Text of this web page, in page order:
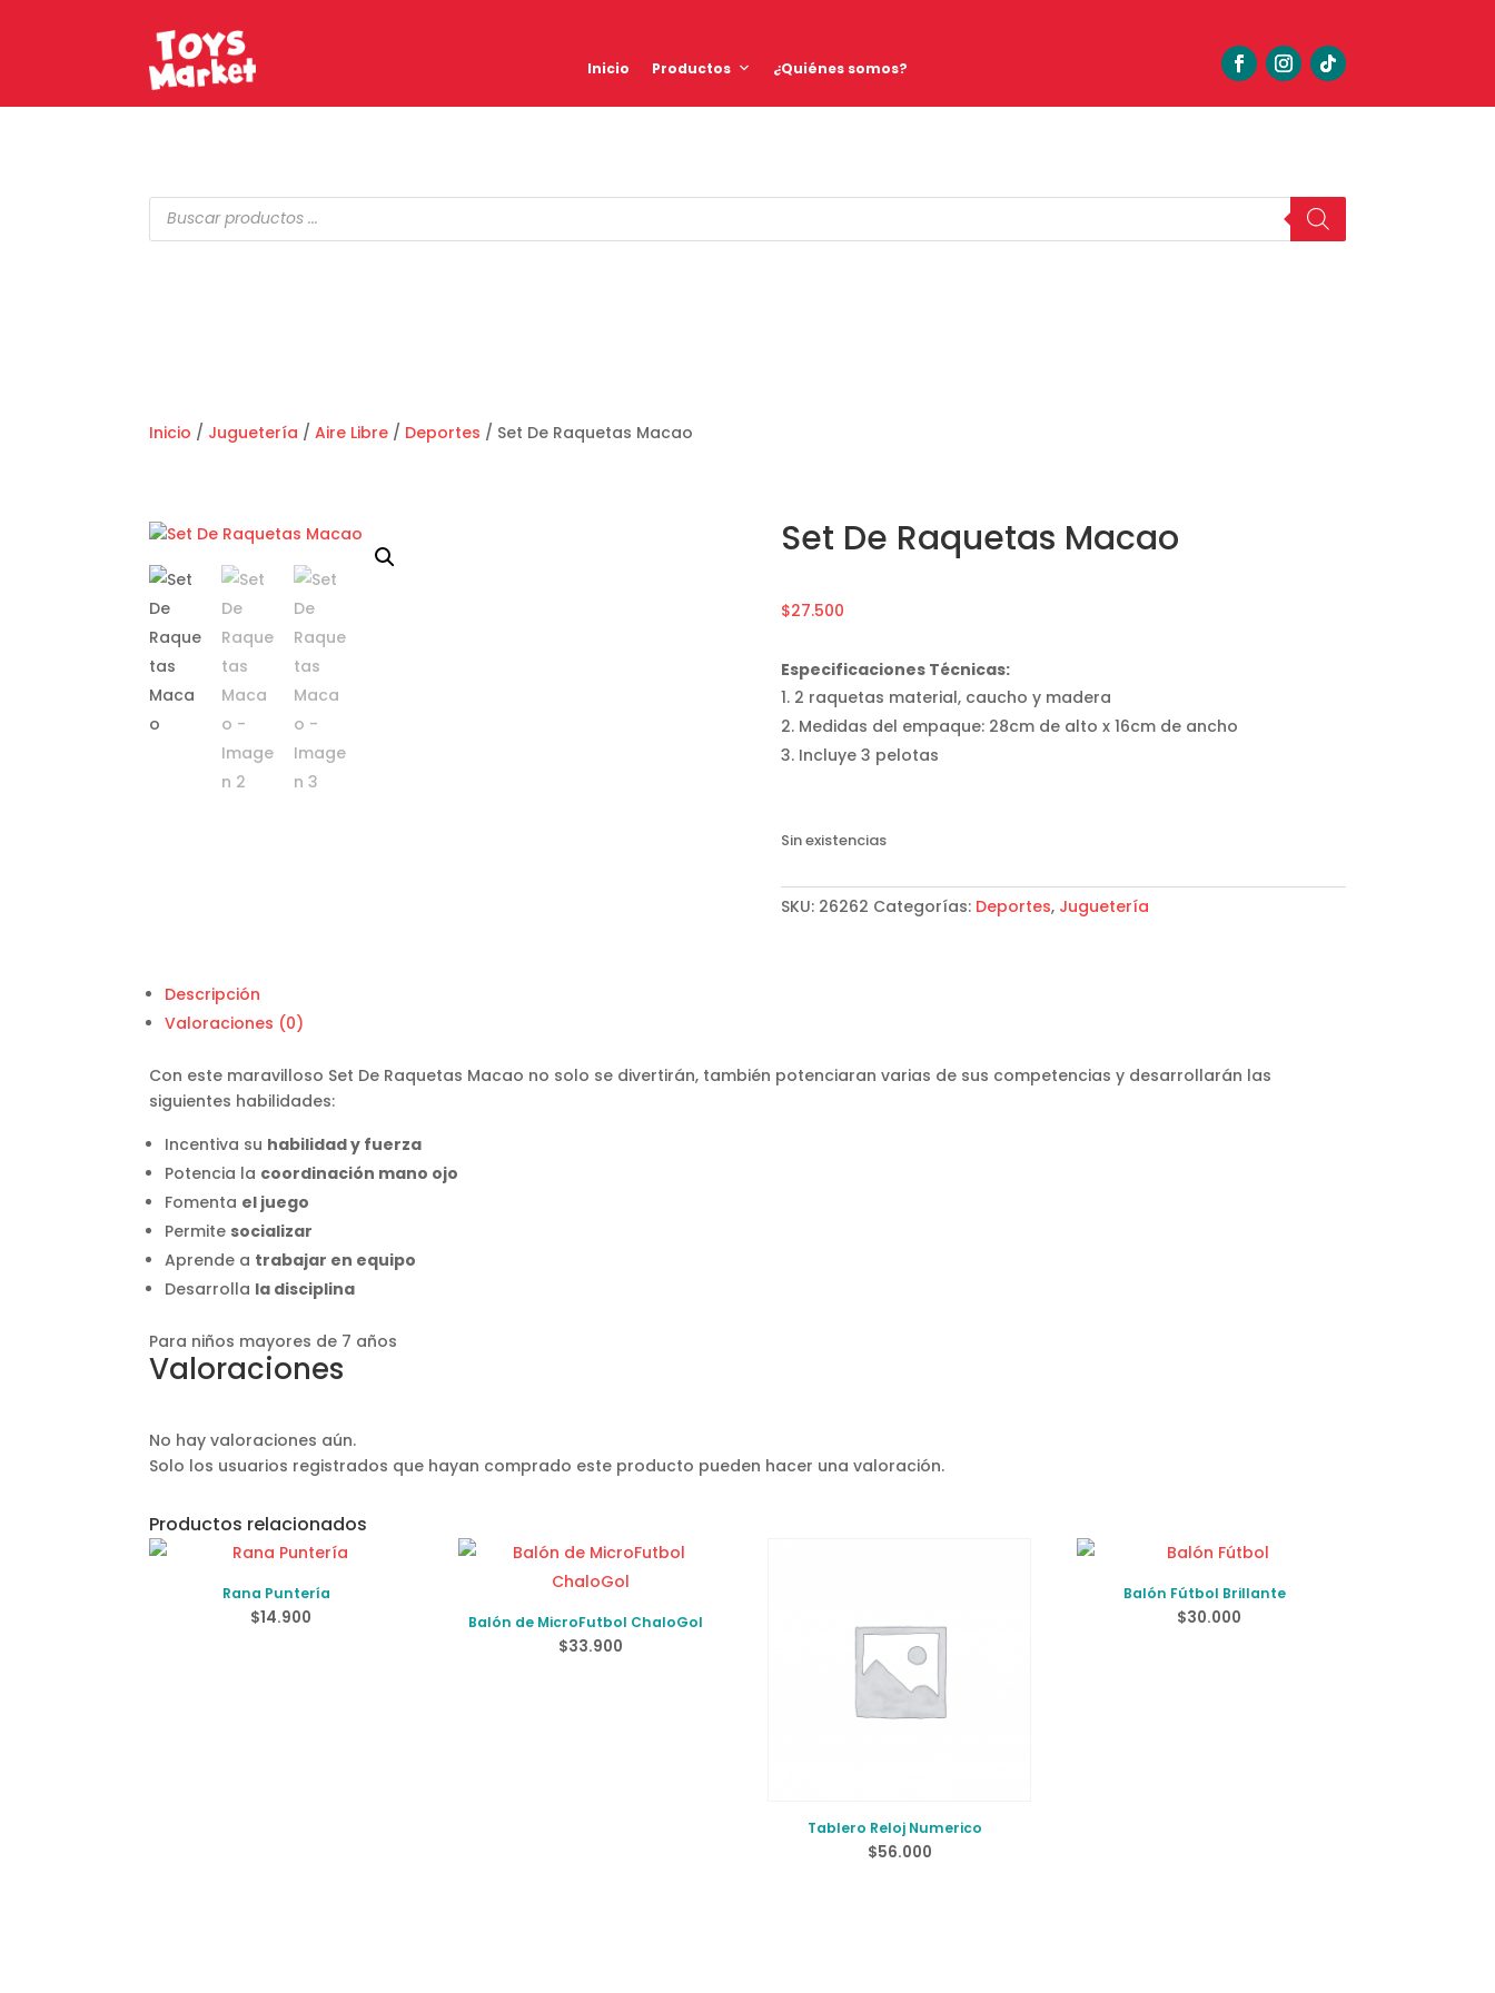
Inicio Productos ¿Quiénes somos?
Búsqueda
de
productos
Inicio / Juguetería /Aire Libre / Deportes / Set De Raquetas Macao
Set De Raquetas Macao
$27.500
Especificaciones Técnicas:
2 raquetas material, caucho y madera
Medidas del empaque: 28cm de alto x 16cm de ancho
Incluye 3 pelotas
Sin existencias
SKU: 26262 Categorías: Deportes, Juguetería
Descripción
Valoraciones (0)
Con este maravilloso Set De Raquetas Macao no solo se divertirán, también potenciaran varias de sus competencias y desarrollarán las
siguientes habilidades:
Incentiva su habilidad y fuerza
Potencia la coordinación mano ojo
Fomenta el juego
Permite socializar
Aprende a trabajar en equipo
Desarrolla la disciplina
Para niños mayores de 7 años
Valoraciones
No hay valoraciones aún.
Solo los usuarios registrados que hayan comprado este producto pueden hacer una valoración.
Productos relacionados
Rana Puntería
$14.900 Balón de MicroFutbol ChaloGol
$33.900
Tablero Reloj Numerico
$56.000
Balón Fútbol Brillante
$30.000